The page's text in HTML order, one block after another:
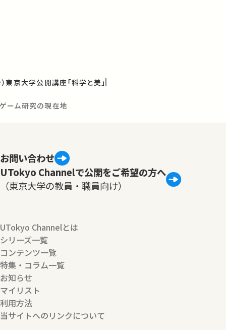
東京大学公開講座「科学と美」
ーム研究の現在地
お問い合わせ
UTokyo Channelで公開をご希望の方へ
（東京大学の教員・職員向け）
UTokyo Channelとは
シリーズ一覧
コンテンツ一覧
特集・コラム一覧
お知らせ
マイリスト
利用方法
当サイトへのリンクについて